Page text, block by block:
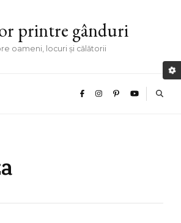
printre gânduri
oameni, locuri și călătorii